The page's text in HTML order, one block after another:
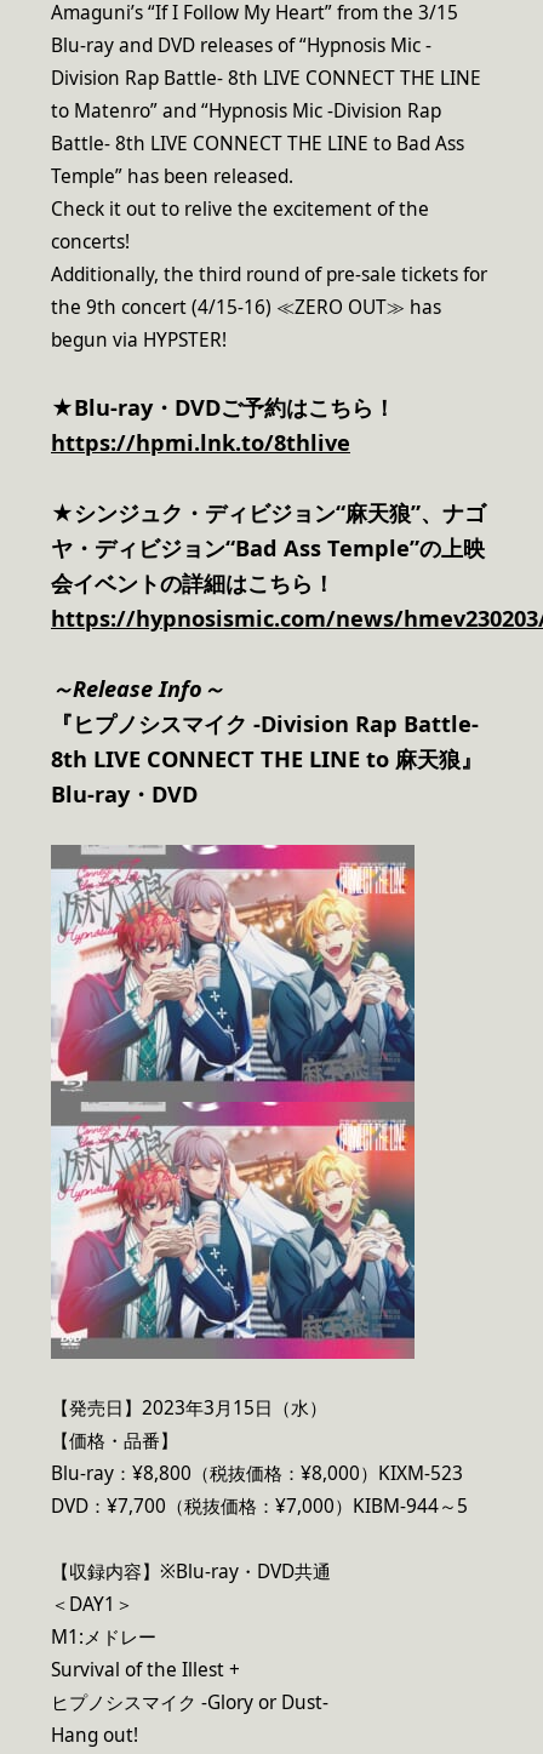
Amaguni’s “If I Follow My Heart” from the 3/15
Blu-ray and DVD releases of “Hypnosis Mic -
Division Rap Battle- 8th LIVE CONNECT THE LINE
to Matenro” and “Hypnosis Mic -Division Rap
Battle- 8th LIVE CONNECT THE LINE to Bad Ass
Temple” has been released.
Check it out to relive the excitement of the
concerts!
Additionally, the third round of pre-sale tickets for
the 9th concert (4/15-16) ≪ZERO OUT≫ has
begun via HYPSTER!
★Blu-ray・DVDご予約はこちら！
https://hpmi.lnk.to/8thlive
★シンジュク・ディビジョン“麻天狼”、ナゴ
ヤ・ディビジョン“Bad Ass Temple”の上映
会イベントの詳細はこちら！
https://hypnosismic.com/news/
～Release Info～
『ヒプノシスマイク -Division Rap Battle-
8th LIVE CONNECT THE LINE to 麻天狼』
Blu-ray・DVD
【発売日】2023年3月15日（水）
【価格・品番】
Blu-ray：¥8,800（税抜価格：¥8,000）KIXM-523
DVD：¥7,700（税抜価格：¥7,000）KIBM-944～5
【収録内容】※Blu-ray・DVD共通
＜DAY1＞
M1:メドレー
Survival of the Illest +
ヒプノシスマイク -Glory or Dust-
Hang out!